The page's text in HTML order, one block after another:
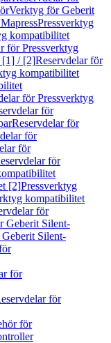
Verktyg för Geberit
Pressverktyg
kompatibilitet
för Pressverktyg
[1] / [2]Reservdelar för
kompatibilitet
för Pressverktyg
för
Reservdelar för
för
för
för
[2]Pressverktyg
kompatibilitet
för
Geberit Silent-
Silent-
för
för
för